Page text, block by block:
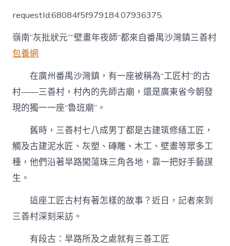
工
匠
村”
出
壁
畫、
磚
查
包
養
網
站
曉〉
中
requestId:68084f5f979184.07936375.
嶺南”灰批狀元””壁畫年夜師”都來自番禺沙灣鎮三善村
包養網
在廣州番禺沙灣鎮，有一座被稱為“工匠村”的古
村——三善村，村內的先師古廟，還是廣東省今朝發
現的獨一一座“魯班廟”。
舊時，三善村七八成男丁都是古建筑修繕工匠，
觸及古建泥水匠、灰塑、磚雕、木工、壁畫等眾多工
種，他們沿著旱路闖蕩珠三角各地，靠一把好手藝謀
生。
這座工匠古村有著怎樣的故事？近日，記者來到
三善村深刻采訪。
有段古：旱路所及之處就有三善工匠